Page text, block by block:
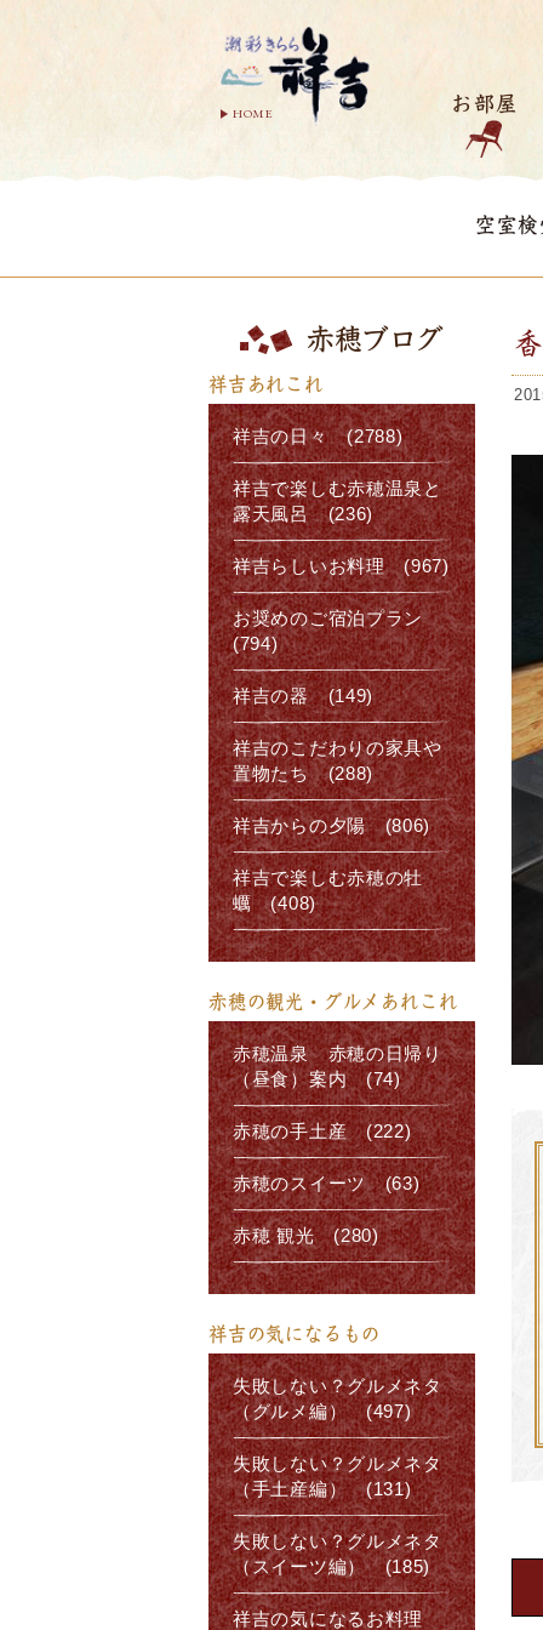
HOME お部屋
空室
赤穂ブログ
祥吉あれこれ
祥吉の日々 (2788)
祥吉で楽しむ赤穂温泉と
露天風呂 (236)
祥吉らしいお料理 (967)
お奨めのご宿泊プラン
(794)
祥吉の器 (149)
祥吉のこだわりの家具や
置物たち (288)
祥吉からの夕陽 (806)
祥吉で楽しむ赤穂の牡
蠣 (408)
赤穂の観光・グルメあれこれ
赤穂温泉 赤穂の日帰り
（昼食）案内 (74)
赤穂の手土産 (222)
赤穂のスイーツ (63)
赤穂 観光 (280)
祥吉の気になるもの
失敗しない？グルメネタ
（グルメ編） (497)
失敗しない？グルメネタ
（手土産編） (131)
失敗しない？グルメネタ
（スイーツ編） (185)
祥吉の気になるお料理